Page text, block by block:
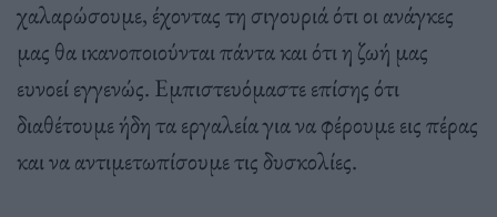
χαλαρώσουμε, έχοντας τη σιγουριά ότι οι ανάγκες
μας θα ικανοποιούνται πάντα και ότι η ζωή μας
ευνοεί εγγενώς. Εμπιστευόμαστε επίσης ότι
διαθέτουμε ήδη τα εργαλεία για να φέρουμε εις πέρας
και να αντιμετωπίσουμε τις δυσκολίες.